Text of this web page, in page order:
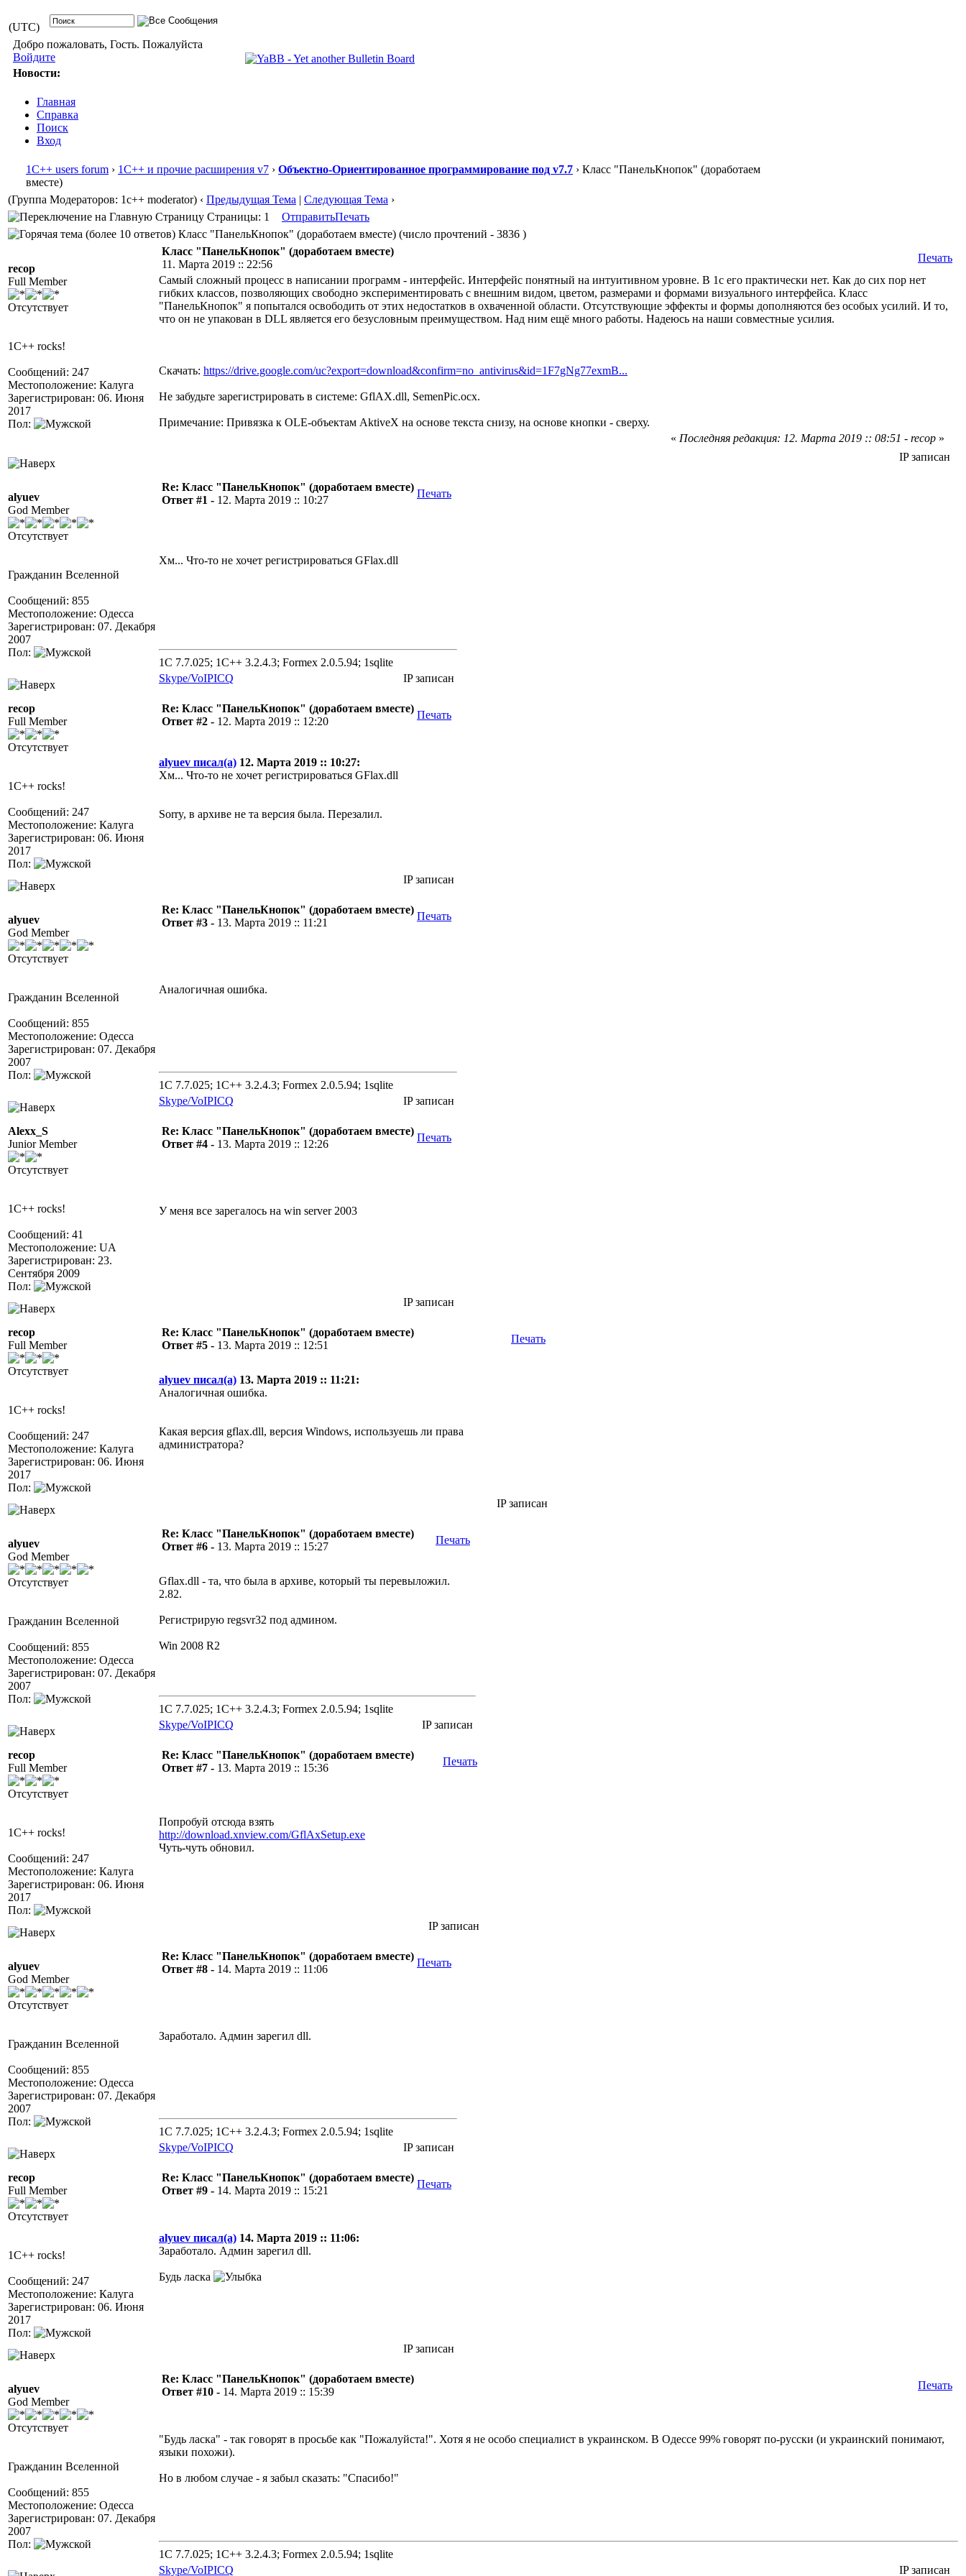
(UTC)
Добро пожаловать, Гость. Пожалуйста
Войдите
Новости:
Главная
Справка
Поиск
Вход
1С++ users forum › 1С++ и прочие расширения v7 › Объектно-Ориентированное программирование под v7.7 › Класс "ПанельКнопок" (доработаем
вместе)
(Группа Модераторов: 1c++ moderator) ‹ Предыдущая Тема | Следующая Тема ›
Страницы: 1
ОтправитьПечать
Класс "ПанельКнопок" (доработаем вместе) (число прочтений - 3836 )
recop
Full Member
Отсутствует
1C++ rocks!
Сообщений: 247
Местоположение: Калуга
Зарегистрирован: 06. Июня
2017
Пол:
Класс "ПанельКнопок" (доработаем вместе)
11. Марта 2019 :: 22:56
Печать
Самый сложный процесс в написании программ - интерфейс. Интерфейс понятный на интуитивном уровне. В 1с его практически нет. Как до сих пор нет
гибких классов, позволяющих свободно экспериментировать с внешним видом, цветом, размерами и формами визуального интерфейса. Класс
"ПанельКнопок" я попытался освободить от этих недостатков в охваченной области. Отсутствующие эффекты и формы дополняются без особых усилий. И то,
что он не упакован в DLL является его безусловным преимуществом. Над ним ещё много работы. Надеюсь на наши совместные усилия.
Скачать: https://drive.google.com/uc?export=download&confirm=no_antivirus&id=1F7gNg77exmB...
Не забудьте зарегистрировать в системе: GflAX.dll, SemenPic.ocx.
Примечание: Привязка к OLE-объектам AktiveX на основе текста снизу, на основе кнопки - сверху.
« Последняя редакция: 12. Марта 2019 :: 08:51 - recop»
IP записан
alyuev
God Member
Отсутствует
Гражданин Вселенной
Сообщений: 855
Местоположение: Одесса
Зарегистрирован: 07. Декабря
2007
Пол:
Re: Класс "ПанельКнопок" (доработаем вместе)
Ответ #1 - 12. Марта 2019 :: 10:27
Печать
Хм... Что-то не хочет регистрироваться GFlax.dll
1C 7.7.025; 1C++ 3.2.4.3; Formex 2.0.5.94; 1sqlite
Skype/VoIPICQ IP записан
recop
Full Member
Отсутствует
1C++ rocks!
Сообщений: 247
Местоположение: Калуга
Зарегистрирован: 06. Июня
2017
Пол:
Re: Класс "ПанельКнопок" (доработаем вместе)
Ответ #2 - 12. Марта 2019 :: 12:20
Печать
alyuev писал(а) 12. Марта 2019 :: 10:27:
Хм... Что-то не хочет регистрироваться GFlax.dll
Sorry, в архиве не та версия была. Перезалил.
IP записан
alyuev
God Member
Отсутствует
Гражданин Вселенной
Сообщений: 855
Местоположение: Одесса
Зарегистрирован: 07. Декабря
2007
Пол:
Re: Класс "ПанельКнопок" (доработаем вместе)
Ответ #3 - 13. Марта 2019 :: 11:21
Печать
Аналогичная ошибка.
1C 7.7.025; 1C++ 3.2.4.3; Formex 2.0.5.94; 1sqlite
Skype/VoIPICQ IP записан
Alexx_S
Junior Member
Отсутствует
1C++ rocks!
Сообщений: 41
Местоположение: UA
Зарегистрирован: 23.
Сентября 2009
Пол:
Re: Класс "ПанельКнопок" (доработаем вместе)
Ответ #4 - 13. Марта 2019 :: 12:26
Печать
У меня все зарегалось на win server 2003
IP записан
recop
Full Member
Отсутствует
1C++ rocks!
Сообщений: 247
Местоположение: Калуга
Зарегистрирован: 06. Июня
2017
Пол:
Re: Класс "ПанельКнопок" (доработаем вместе)
Ответ #5 - 13. Марта 2019 :: 12:51
Печать
alyuev писал(а) 13. Марта 2019 :: 11:21:
Аналогичная ошибка.
Какая версия gflax.dll, версия Windows, используешь ли права
администратора?
IP записан
alyuev
God Member
Отсутствует
Гражданин Вселенной
Сообщений: 855
Местоположение: Одесса
Зарегистрирован: 07. Декабря
2007
Пол:
Re: Класс "ПанельКнопок" (доработаем вместе)
Ответ #6 - 13. Марта 2019 :: 15:27
Печать
Gflax.dll - та, что была в архиве, который ты перевыложил.
2.82.
Регистрирую regsvr32 под админом.
Win 2008 R2
1C 7.7.025; 1C++ 3.2.4.3; Formex 2.0.5.94; 1sqlite
Skype/VoIPICQ IP записан
recop
Full Member
Отсутствует
1C++ rocks!
Сообщений: 247
Местоположение: Калуга
Зарегистрирован: 06. Июня
2017
Пол:
Re: Класс "ПанельКнопок" (доработаем вместе)
Ответ #7 - 13. Марта 2019 :: 15:36
Печать
Попробуй отсюда взять
http://download.xnview.com/GflAxSetup.exe
Чуть-чуть обновил.
IP записан
alyuev
God Member
Отсутствует
Гражданин Вселенной
Сообщений: 855
Местоположение: Одесса
Зарегистрирован: 07. Декабря
2007
Пол:
Re: Класс "ПанельКнопок" (доработаем вместе)
Ответ #8 - 14. Марта 2019 :: 11:06
Печать
Заработало. Админ зарегил dll.
1C 7.7.025; 1C++ 3.2.4.3; Formex 2.0.5.94; 1sqlite
Skype/VoIPICQ IP записан
recop
Full Member
Отсутствует
1C++ rocks!
Сообщений: 247
Местоположение: Калуга
Зарегистрирован: 06. Июня
2017
Пол:
Re: Класс "ПанельКнопок" (доработаем вместе)
Ответ #9 - 14. Марта 2019 :: 15:21
Печать
alyuev писал(а) 14. Марта 2019 :: 11:06:
Заработало. Админ зарегил dll.
Будь ласка
IP записан
alyuev
God Member
Отсутствует
Гражданин Вселенной
Сообщений: 855
Местоположение: Одесса
Зарегистрирован: 07. Декабря
2007
Пол:
Re: Класс "ПанельКнопок" (доработаем вместе)
Ответ #10 - 14. Марта 2019 :: 15:39
Печать
"Будь ласка" - так говорят в просьбе как "Пожалуйста!". Хотя я не особо специалист в украинском. В Одессе 99% говорят по-русски (и украинский понимают,
языки похожи).
Но в любом случае - я забыл сказать: "Спасибо!"
1C 7.7.025; 1C++ 3.2.4.3; Formex 2.0.5.94; 1sqlite
Skype/VoIPICQ IP записан